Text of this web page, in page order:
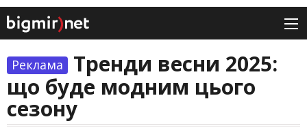
Реклама
Тренди весни 2025:
що буде модним цього
сезону